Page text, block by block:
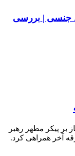
جنسی | بررسی
بر پیکر مطهر رهبر
آخر همراهی کرد.